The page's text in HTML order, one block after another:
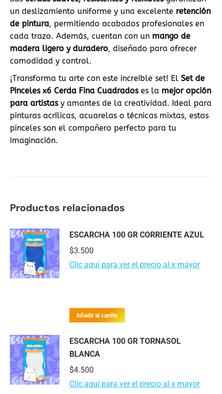
un deslizamiento uniforme y una excelente retención
de pintura, permitiendo acabados profesionales en
cada trazo. Además, cuentan con un mango de
madera ligero y duradero, diseñado para ofrecer
comodidad y control.
¡Transforma tu arte con este increíble set! El Set de
Pinceles x6 Cerda Fina Cuadradoses la mejor opción
para artistasy amantes de la creatividad. Ideal para
pinturas acrílicas, acuarelas o técnicas mixtas, estos
pinceles son el compañero perfecto para tu
imaginación.
Productos relacionados
ESCARCHA 100 GR CORRIENTE AZUL
$3.500
Clic aquí para ver el precio al x mayor
Añadir al carrito
ESCARCHA 100 GR TORNASOL
BLANCA
$4.500
Clic aquí para ver el precio al x mayor